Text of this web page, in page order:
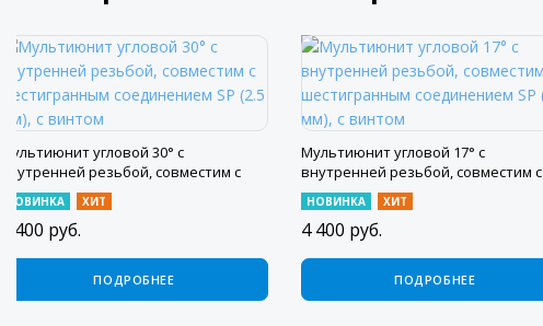
Мультиюнит угловой 30° с
внутренней резьбой, совместим с
шестигранным соединением SP (2.5
мм), с винтом
НОВИНКА ХИТ
4 400 руб.
ПОДРОБНЕЕ
Мультиюнит угловой 17° с
внутренней резьбой, совместим с
шестигранным соединением SP (2.5
мм), с винтом
НОВИНКА ХИТ
4 400 руб.
ПОДРОБНЕЕ